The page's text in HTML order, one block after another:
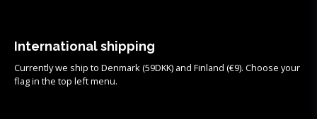
International shipping
Currently we ship to Denmark (59DKK) and Finland (€9). Choose your
flag in the top left menu.